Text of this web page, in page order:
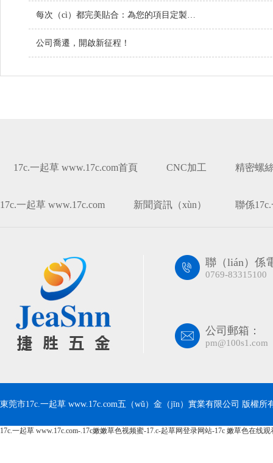
每次（cì）都完美貼合：為您的項目定製螺絲
公司喬遷，開啟新征程！
17c.一起草 www.17c.com首頁 CNC加工 精密螺
17c.一起草 www.17c.com 新聞資訊（xùn） 聯係
聯（lián）係
0769-83315100
公司郵箱：
pm@100s1.com
東莞市17c.一起草 www.17c.com五（wǔ）金（jīn）實業有限公司 版權所
17c.一起草 www.17c.com-.17c嫩嫩草色视频蜜-17.c-起草网登录网站-17c 嫩草色在线观